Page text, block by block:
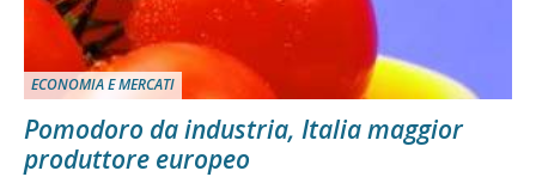
ECONOMIA E MERCATI
Pomodoro da industria, Italia maggior
produttore europeo